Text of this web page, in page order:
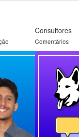
Consultores
Comentários